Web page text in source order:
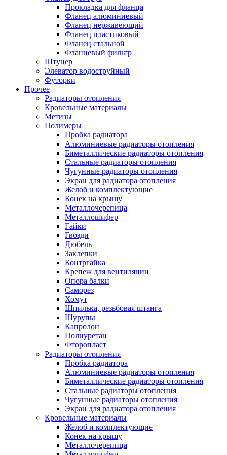
Прокладка для фланца
Фланец алюминиевый
Фланец нержавеющий
Фланец пластиковый
Фланец стальной
Фланцевый фильтр
Штуцер
Элеватор водоструйный
Футорки
Прочее
Радиаторы отопления
Кровельные материалы
Метизы
Полимеры
Пробка радиатора
Алюминиевые радиаторы отопления
Биметаллические радиаторы отопления
Стальные радиаторы отопления
Чугунные радиаторы отопления
Экран для радиатора отопления
Желоб и комплектующие
Конек на крышу
Металлочерепица
Металлошифер
Гайки
Гвозди
Дюбель
Заклепки
Контргайка
Крепеж для вентиляции
Опора балки
Саморез
Хомут
Шпилька, резьбовая штанга
Шурупы
Капролон
Полиуретан
Фторопласт
Радиаторы отопления
Пробка радиатора
Алюминиевые радиаторы отопления
Биметаллические радиаторы отопления
Стальные радиаторы отопления
Чугунные радиаторы отопления
Экран для радиатора отопления
Кровельные материалы
Желоб и комплектующие
Конек на крышу
Металлочерепица